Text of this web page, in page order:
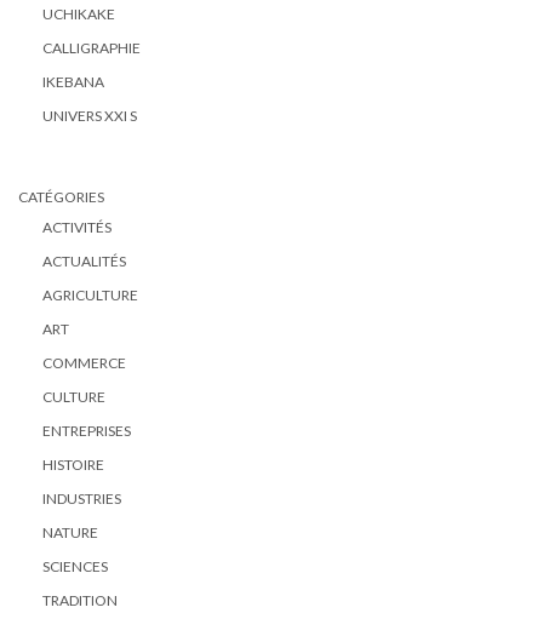
UCHIKAKE
CALLIGRAPHIE
IKEBANA
UNIVERS XXI S
CATÉGORIES
ACTIVITÉS
ACTUALITÉS
AGRICULTURE
ART
COMMERCE
CULTURE
ENTREPRISES
HISTOIRE
INDUSTRIES
NATURE
SCIENCES
TRADITION